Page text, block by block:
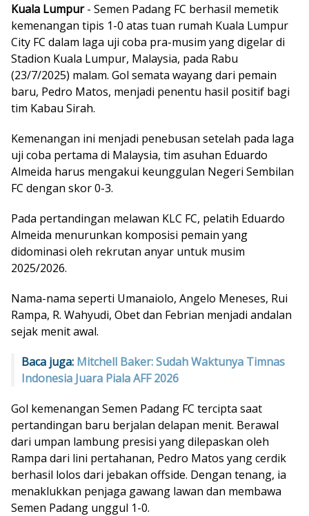
Kuala Lumpur- Semen Padang FC berhasil memetik
kemenangan tipis 1-0 atas tuan rumah Kuala Lumpur
City FC dalam laga uji coba pra-musim yang digelar di
Stadion Kuala Lumpur, Malaysia, pada Rabu
(23/7/2025) malam. Gol semata wayang dari pemain
baru, Pedro Matos, menjadi penentu hasil positif bagi
tim Kabau Sirah.
Kemenangan ini menjadi penebusan setelah pada laga
uji coba pertama di Malaysia, tim asuhan Eduardo
Almeida harus mengakui keunggulan Negeri Sembilan
FC dengan skor 0-3.
Pada pertandingan melawan KLC FC, pelatih Eduardo
Almeida menurunkan komposisi pemain yang
didominasi oleh rekrutan anyar untuk musim
2025/2026.
Nama-nama seperti Umanaiolo, Angelo Meneses, Rui
Rampa, R. Wahyudi, Obet dan Febrian menjadi andalan
sejak menit awal.
Baca juga: Mitchell Baker: Sudah Waktunya Timnas
Indonesia Juara Piala AFF 2026
Gol kemenangan Semen Padang FC tercipta saat
pertandingan baru berjalan delapan menit. Berawal
dari umpan lambung presisi yang dilepaskan oleh
Rampa dari lini pertahanan, Pedro Matos yang cerdik
berhasil lolos dari jebakan offside. Dengan tenang, ia
menaklukkan penjaga gawang lawan dan membawa
Semen Padang unggul 1-0.